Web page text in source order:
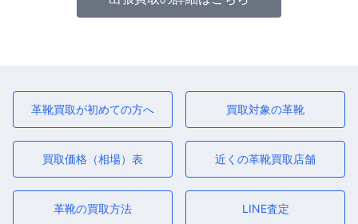
革靴買取が初めての方へ 買取対象の革靴
買取価格（相場）表 近くの革靴買取店舗
革靴の買取方法 LINE査定